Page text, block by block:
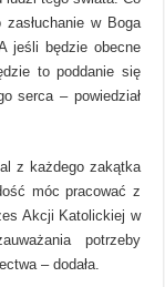
w Boga
jeśli będzie obecne
to poddanie się
serca – powiedział
z każdego zakątka
móc pracować z
Akcji Katolickiej w
potrzeby
– dodała.